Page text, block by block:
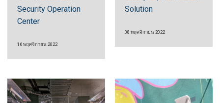
Security Operation
Center
16 พฤศจิกายน 2022
Solution
08 พฤศจิกายน 2022